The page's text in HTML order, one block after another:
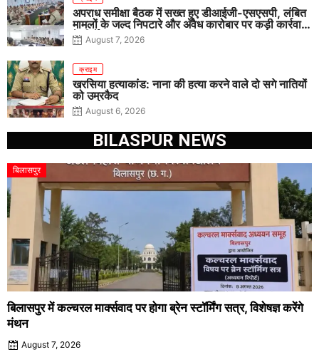
अपराध समीक्षा बैठक में सख्त हुए डीआईजी-एसएसपी, लंबित
मामलों के जल्द निपटारे और अवैध कारोबार पर कड़ी कार्रवाई
के निर्देश
August 7, 2026
क्राइम
खरसिया हत्याकांड: नाना की हत्या करने वाले दो सगे नातियों
को उम्रकैद
August 6, 2026
BILASPUR NEWS
बिलासपुर
बिलासपुर में कल्चरल मार्क्सवाद पर होगा ब्रेन स्टॉर्मिंग सत्र, विशेषज्ञ करेंगे
मंथन
August 7, 2026